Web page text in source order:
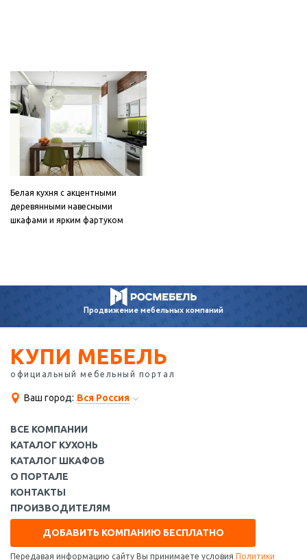
Белая кухня с акцентными
деревянными навесными
шкафами и ярким фартуком
Продвижениемебельных компаний
КУПИ МЕБЕЛЬ
официальный мебельный портал
Ваш город: Вся Россия
ВСЕ КОМПАНИИ
КАТАЛОГ КУХОНЬ
КАТАЛОГ ШКАФОВ
О ПОРТАЛЕ
КОНТАКТЫ
ПРОИЗВОДИТЕЛЯМ
ДОБАВИТЬ КОМПАНИЮ БЕСПЛАТНО
Передавая информацию сайту Вы принимаете условия Политики